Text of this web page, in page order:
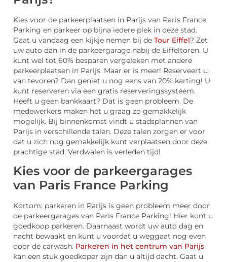
Kies voor de parkeerplaatsen in Parijs van Paris France
Parking en parkeer op bijna iedere plek in deze stad.
Gaat u vandaag een kijkje nemen bij de Tour Eiffel? Zet
uw auto dan in de parkeergarage nabij de Eiffeltoren. U
kunt wel tot 60% besparen vergeleken met andere
parkeerplaatsen in Parijs. Maar er is meer! Reserveert u
van tevoren? Dan geniet u nog eens van 20% karting! U
kunt reserveren via een gratis reserveringssysteem.
Heeft u geen bankkaart? Dat is geen probleem. De
medewerkers maken het u graag zo gemakkelijk
mogelijk. Bij binnenkomst vindt u stadsplannen van
Parijs in verschillende talen. Deze talen zorgen er voor
dat u zich nog gemakkelijk kunt verplaatsen door deze
prachtige stad. Verdwalen is verleden tijd!
Kies voor de parkeergarages
van Paris France Parking
Kortom: parkeren in Parijs is geen probleem meer door
de parkeergarages van Paris France Parking! Hier kunt u
goedkoop parkeren. Daarnaast wordt uw auto dag en
nacht bewaakt en kunt u voordat u weggaat nog even
door de carwash. Parkeren in het centrum van Parijs
kan een stuk goedkoper zijn dan u altijd dacht. Gaat u